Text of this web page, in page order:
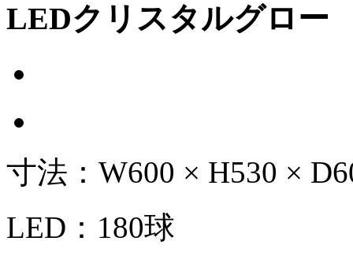
LEDクリスタルグロ
寸法：W600 × H530 ×
LED：180球